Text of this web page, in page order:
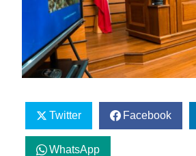
Twitter Facebook
WhatsApp